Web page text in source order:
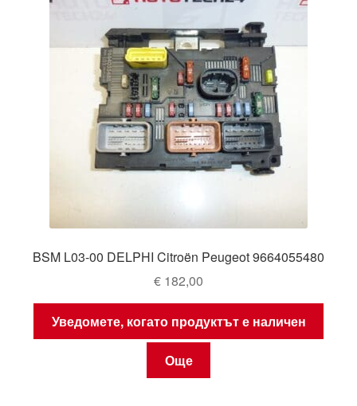
BSM L03-00 DELPHI Citroën Peugeot 9664055480
€ 182,00
Уведомете, когато продуктът е наличен
Още